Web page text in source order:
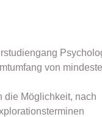
von
die Möglichkeit, nach